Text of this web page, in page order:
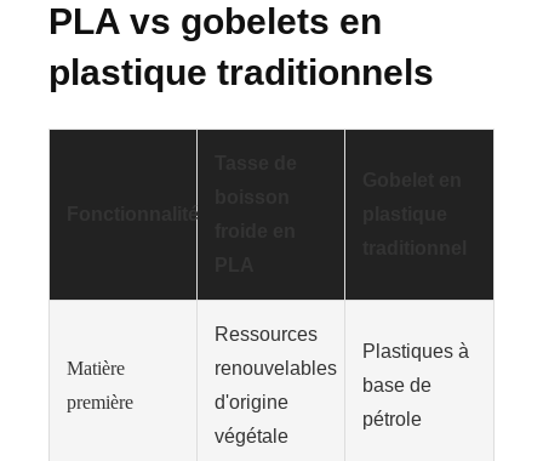
PLA vs gobelets en
plastique traditionnels
Fonctionnalité
Matière
première
Ressources
renouvelables
d'origine
végétale
Plastiques à
base de
pétrole